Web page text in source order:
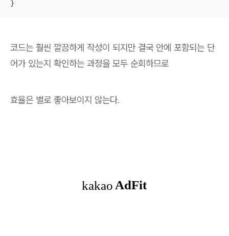
}
코드는 훨씬 깔끔하게 작성이 되지만 결국 안에 포함되는 단
어가 있는지 확인하는 과정을 모두 순회하므로
효율은 별로 좋아보이지 않는다.